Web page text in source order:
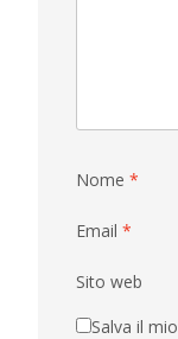
Nome *
Email *
Sito web
Salva il